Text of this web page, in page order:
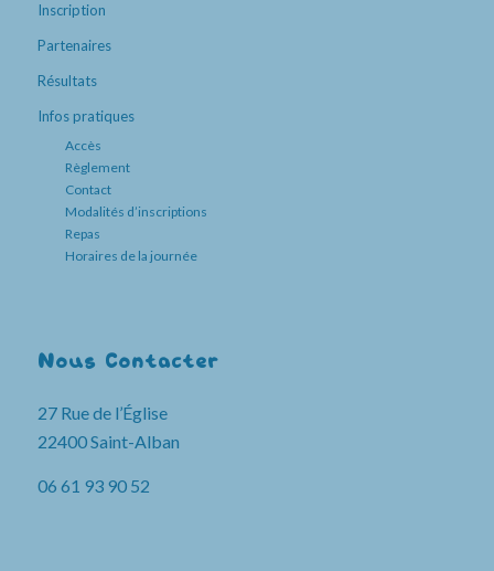
Inscription
Partenaires
Résultats
Infos pratiques
Accès
Règlement
Contact
Modalités d’inscriptions
Repas
Horaires de la journée
Nous Contacter
27 Rue de l’Église
22400 Saint-Alban
06 61 93 90 52